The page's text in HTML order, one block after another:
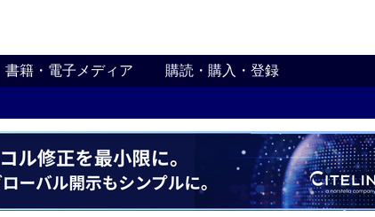
書籍・電子メディア 購読・購入・登録